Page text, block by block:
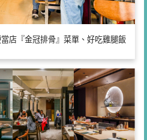
店『金冠排骨』菜單、好吃雞腿飯